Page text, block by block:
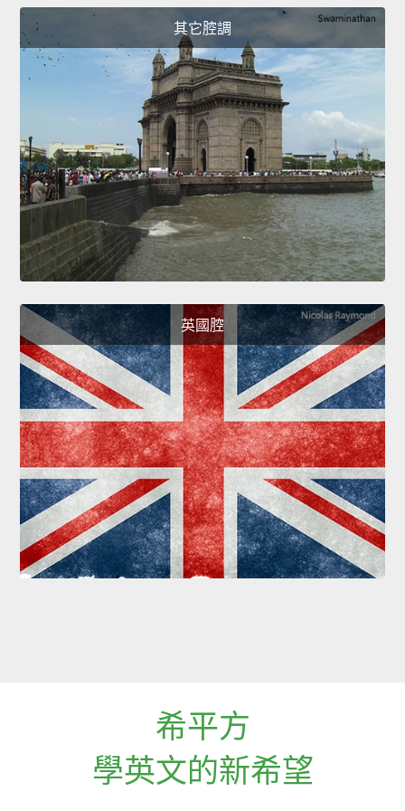
其它腔調
英國腔
希平方
學英文的新希望